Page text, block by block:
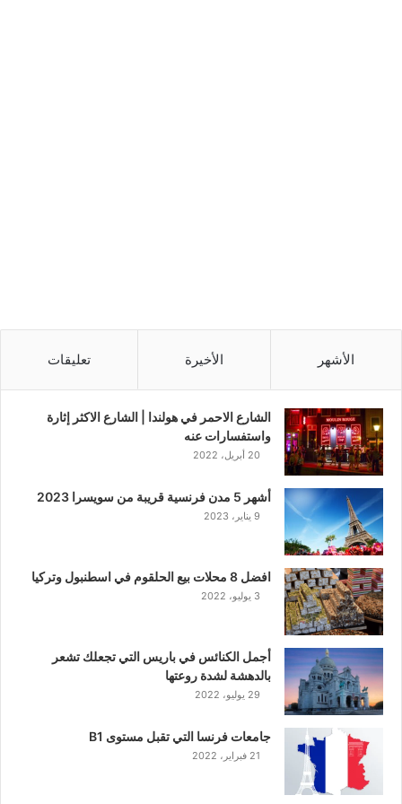
الأشهر الأخيرة تعليقات
الشارع الاحمر في هولندا | الشارع الاكثر إثارة
واستفسارات عنه
20 أبريل، 2022
أشهر 5 مدن فرنسية قريبة من سويسرا 2023
9 يناير، 2023
افضل 8 محلات بيع الحلقوم في اسطنبول وتركيا
3 يوليو، 2022
أجمل الكنائس في باريس التي تجعلك تشعر
بالدهشة لشدة روعتها
29 يوليو، 2022
جامعات فرنسا التي تقبل مستوى B1
21 فبراير، 2022